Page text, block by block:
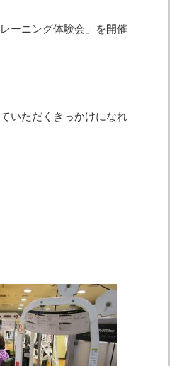
ーニング体験会」を開催
いただくきっかけになれ